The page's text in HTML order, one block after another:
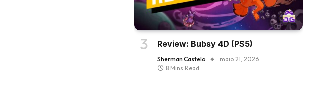
Review: Bubsy 4D (PS5)
Sherman Castelo
maio 21, 2026
8 Mins Read